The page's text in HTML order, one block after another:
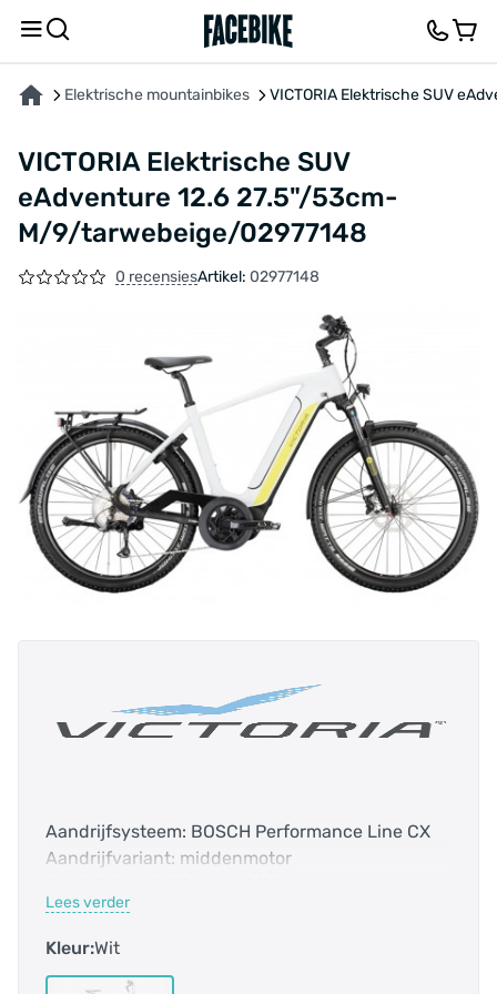
Elektrische mountainbikes VICTORIA Elektrische SUV
VICTORIA Elektrische SUV
eAdventure 12.6 27.5"/53cm-
M/9/tarwebeige/02977148
0 recensiesArtikel: 02977148
Aandrijfsysteem: BOSCH Performance Line CX
Aandrijfvariant: middenmotor
Accentkleur: zwart
Accucapaciteit: 500.0 Wh
Lees verder
Kleur:Wit
OVER HET PRODUCT KENMERKENBESCHRIJVING FEEDBACK EN VRAGEN